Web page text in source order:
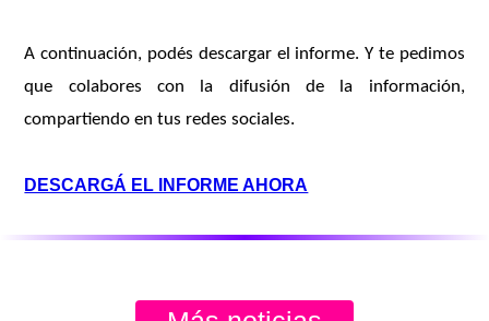
A continuación, podés descargar el informe. Y te pedimos
que colabores con la difusión de la información,
compartiendo en tus redes sociales.
DESCARGÁ EL INFORME AHORA